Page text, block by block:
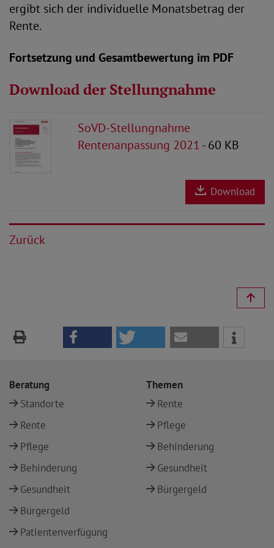
ergibt sich der individuelle Monatsbetrag der
Rente.
Fortsetzung und Gesamtbewertung im PDF
Download der Stellungnahme
SoVD-Stellungnahme
Rentenanpassung 2021- 60 KB
Download
Zurück
Beratung
Standorte
Rente
Pflege
Behinderung
Gesundheit
Bürgergeld
Patientenverfügung
Themen
Rente
Pflege
Behinderung
Gesundheit
Bürgergeld